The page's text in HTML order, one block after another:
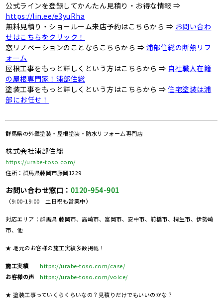
公式ラインを登録してかんたん見積り・お得な情報 ⇒
https://lin.ee/e3yuRha
無料見積り・ショールーム来店予約はこちらから ⇒ お問い合わ
せはこちらをクリック！
窓リノベーションのことならこちらから ⇒ 浦部住総の断熱リフ
ォーム
屋根工事をもっと詳しくという方はこちらから ⇒ 自社職人在籍
の屋根専門家！浦部住総
塗装工事をもっと詳しくという方はこちらから ⇒住宅塗装は浦
部にお任せ！
群馬県の外壁塗装・屋根塗装・防水リフォーム専門店
株式会社浦部住総
https://urabe-toso.com/
住所：群馬県藤岡市藤岡1229
お問い合わせ窓口： 0120-954-901
（9:00-19:00 土日祝も営業中）
対応エリア：群馬県 藤岡市、高崎市、富岡市、安中市、前橋市、桐生市、伊勢崎
市、他
★ 地元のお客様の施工実績多数掲載！
施工実績
https://urabe-toso.com/case/
お客様の声
https://urabe-toso.com/voice/
★ 塗装工事っていくらくらいなの？見積りだけでもいいのかな？